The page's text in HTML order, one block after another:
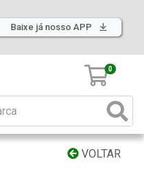
Baixe já nosso APP
0
VOLTAR